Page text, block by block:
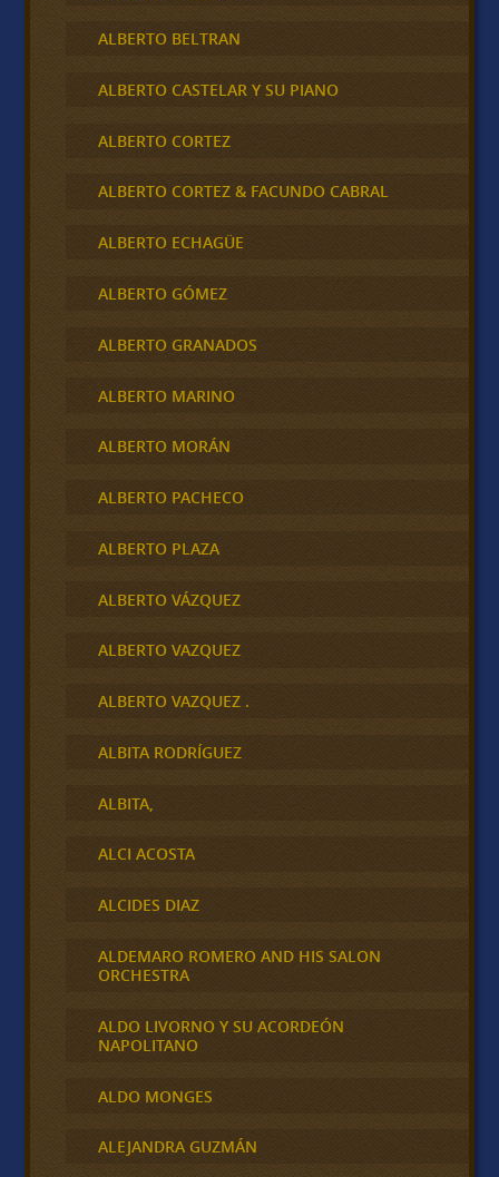
ALBERTO BELTRAN
ALBERTO CASTELAR Y SU PIANO
ALBERTO CORTEZ
ALBERTO CORTEZ & FACUNDO CABRAL
ALBERTO ECHAGÜE
ALBERTO GÓMEZ
ALBERTO GRANADOS
ALBERTO MARINO
ALBERTO MORÁN
ALBERTO PACHECO
ALBERTO PLAZA
ALBERTO VÁZQUEZ
ALBERTO VAZQUEZ
ALBERTO VAZQUEZ .
ALBITA RODRÍGUEZ
ALBITA,
ALCI ACOSTA
ALCIDES DIAZ
ALDEMARO ROMERO AND HIS SALON
ORCHESTRA
ALDO LIVORNO Y SU ACORDEÓN
NAPOLITANO
ALDO MONGES
ALEJANDRA GUZMÁN